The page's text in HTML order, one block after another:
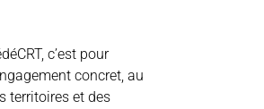
c’est pour
concret, au
territoires et des